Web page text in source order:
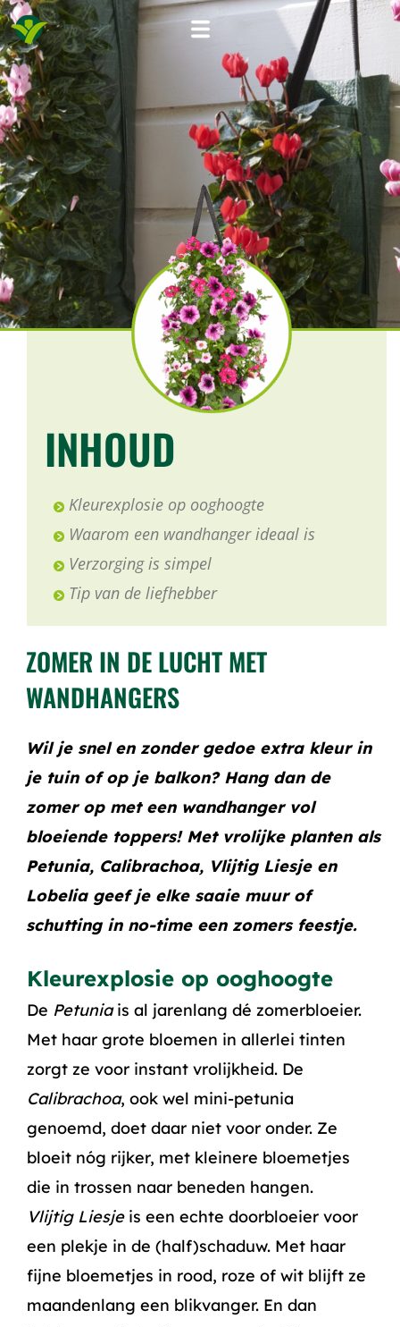
ZOMER IN DE LUCHT MET
WANDHANGERS
Wil je snel en zonder gedoe extra kleur in
je tuin of op je balkon? Hang dan de
zomer op met een wandhanger vol
bloeiende toppers! Met vrolijke planten als
Petunia, Calibrachoa, Vlijtig Liesjeen
Lobeliageef je elke saaie muur of
schutting in no-time een zomers feestje.
INHOUD
Kleurexplosie op ooghoogte
Waarom een wandhanger ideaal is
Verzorging is simpel
Tip van de liefhebber
Kleurexplosie op ooghoogte
De Petuniais al jarenlang dé zomerbloeier.
Met haar grote bloemen in allerlei tinten
zorgt ze voor instant vrolijkheid. De
Calibrachoa, ook wel mini-petunia
genoemd, doet daar niet voor onder. Ze
bloeit nóg rijker, met kleinere bloemetjes
die in trossen naar beneden hangen.
Vlijtig Liesjeis een echte doorbloeier voor
een plekje in de (half)schaduw. Met haar
fijne bloemetjes in rood, roze of wit blijft ze
maandenlang een blikvanger. En dan